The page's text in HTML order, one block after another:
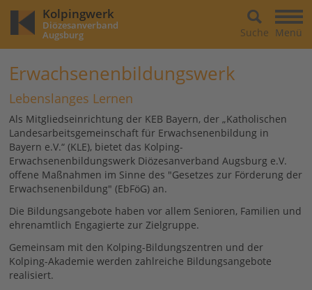
Kolpingwerk
Diözesanverband
Augsburg Menü
Suche
Erwachsenenbildungswerk
Lebenslanges Lernen
Als Mitgliedseinrichtung der KEB Bayern, der „Katholischen
Landesarbeitsgemeinschaft für Erwachsenenbildung in
Bayern e.V.“ (KLE), bietet das Kolping-
Erwachsenenbildungswerk Diözesanverband Augsburg e.V.
offene Maßnahmen im Sinne des "Gesetzes zur Förderung der
Erwachsenenbildung" (EbFöG) an.
Die Bildungsangebote haben vor allem Senioren, Familien und
ehrenamtlich Engagierte zur Zielgruppe.
Gemeinsam mit den Kolping-Bildungszentren und der
Kolping-Akademie werden zahlreiche Bildungsangebote
realisiert.